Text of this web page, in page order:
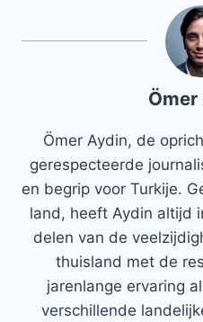
Ömer Aydin, de
gerespecteerde
en begrip voor Turkije.
land, heeft Aydin altijd
delen van de
thuisland met de
jarenlange ervaring
verschillende